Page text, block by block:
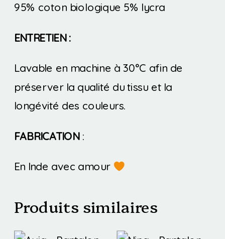
95% coton biologique 5% lycra
ENTRETIEN :
Lavable en machine à 30°C afin de
préserver la qualité du tissu et la
longévité des couleurs.
FABRICATION:
En Inde avec amour
Produits similaires